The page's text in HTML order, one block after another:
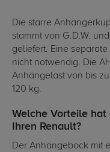
Die starre
stammt von G.D.W.
geliefert. Eine
nicht notwendig. Die
Anhängelast von bis
120 kg.
Welche Vorteile
Ihren Renault?
Der Anhängebock mit